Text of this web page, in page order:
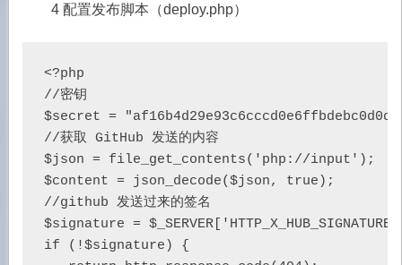
4 配置发布脚本（deploy.php）
<?php
//密钥
$secret =
//获取 GitHub 发送的内容
$json = file_get_contents('php://input');
$content = json_decode($json, true);
//github 发送过来的签名
$signature =
if (!$signature) {